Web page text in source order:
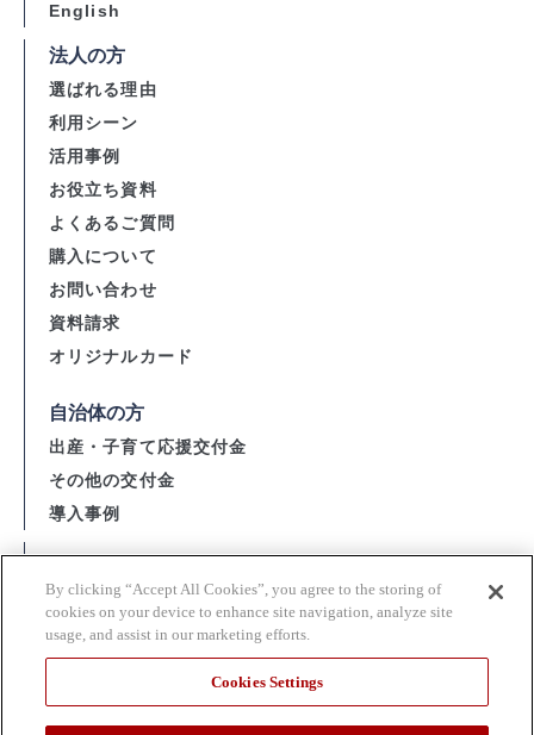
English
法人の方
選ばれる理由
利用シーン
活用事例
お役立ち資料
よくあるご質問
購入について
お問い合わせ
資料請求
オリジナルカード
自治体の方
出産・子育て応援交付金
その他の交付金
導入事例
資金決済法に基づく表示
購入・利用規約 / 個人情報の取扱い
関連団体
By clicking “Accept All Cookies”, you agree to the storing of
cookies on your device to enhance site navigation, analyze site
usage, and assist in our marketing efforts.
Cookies Settings